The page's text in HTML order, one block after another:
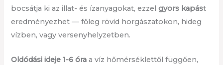
bocsátja ki az illat- és ízanyagokat, ezzelgyors kapást
eredményezhet — főleg rövid horgászatokon, hideg
vízben, vagy versenyhelyzetben.
Oldódási ideje 1-6 óra a víz hőmérséklettől függően,